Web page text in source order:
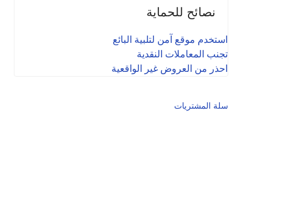
نصائح للحماية
استخدم موقع آمن لتلبية البائع
تجنب المعاملات النقدية
احذر من العروض غير الواقعية
سلة المشتريات